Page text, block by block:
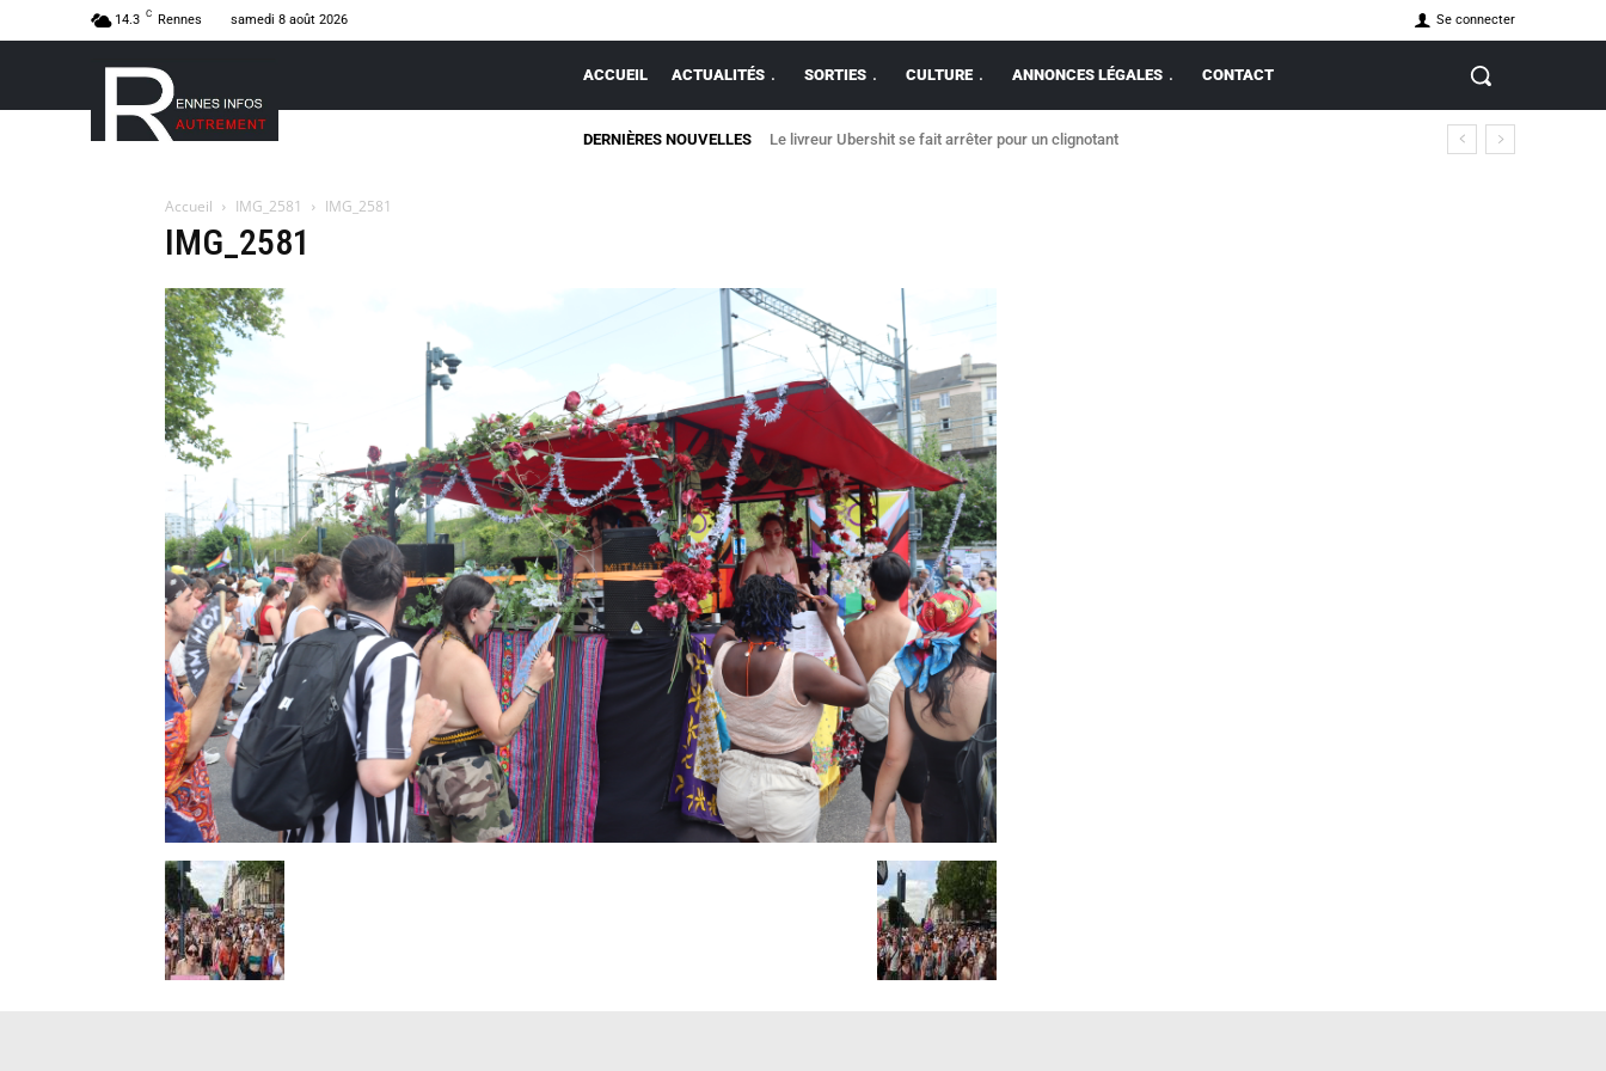
14.3 C Rennes samedi 8 août 2026 Se connecter
ACCUEIL ACTUALITÉS SORTIES CULTURE ANNONCES LÉGALES CONTACT
DERNIÈRES NOUVELLES Le livreur Ubershit se fait arrêter pour un clignotant
Accueil IMG_2581 IMG_2581
IMG_2581